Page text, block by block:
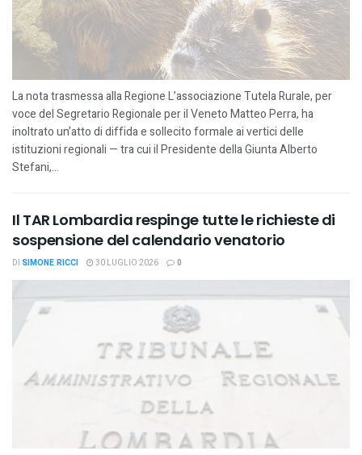
La nota trasmessa alla Regione L’associazione Tutela Rurale, per
voce del Segretario Regionale per il Veneto Matteo Perra, ha
inoltrato un’atto di diffida e sollecito formale ai vertici delle
istituzioni regionali — tra cui il Presidente della Giunta Alberto
Stefani,...
Il TAR Lombardia respinge tutte le richieste di
sospensione del calendario venatorio
DI SIMONE RICCI 30 LUGLIO 2026 0